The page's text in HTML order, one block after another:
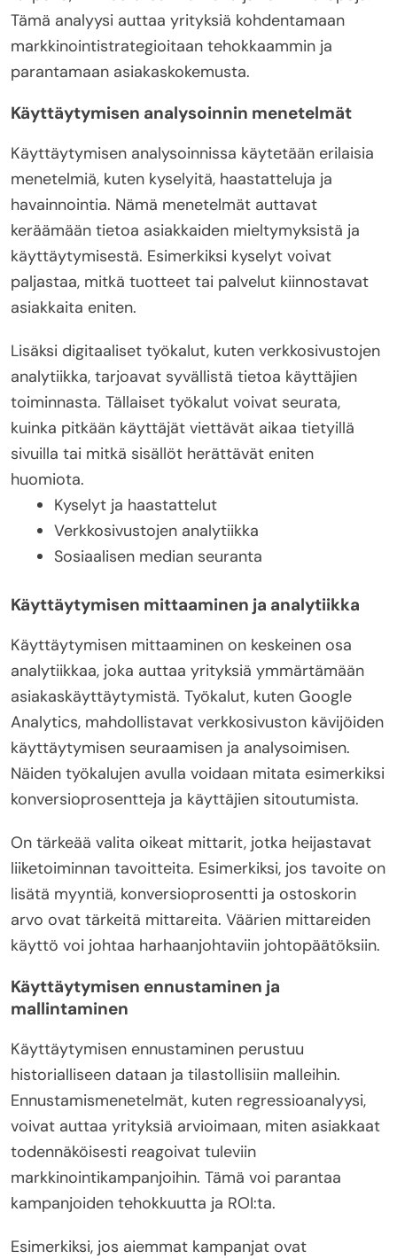
Tämä analyysi auttaa yrityksiä kohdentamaan
markkinointistrategioitaan tehokkaammin ja
parantamaan asiakaskokemusta.
Käyttäytymisen analysoinnin menetelmät
Käyttäytymisen analysoinnissa käytetään erilaisia
menetelmiä, kuten kyselyitä, haastatteluja ja
havainnointia. Nämä menetelmät auttavat
keräämään tietoa asiakkaiden mieltymyksistä ja
käyttäytymisestä. Esimerkiksi kyselyt voivat
paljastaa, mitkä tuotteet tai palvelut kiinnostavat
asiakkaita eniten.
Lisäksi digitaaliset työkalut, kuten verkkosivustojen
analytiikka, tarjoavat syvällistä tietoa käyttäjien
toiminnasta. Tällaiset työkalut voivat seurata,
kuinka pitkään käyttäjät viettävät aikaa tietyillä
sivuilla tai mitkä sisällöt herättävät eniten
huomiota.
Kyselyt ja haastattelut
Verkkosivustojen analytiikka
Sosiaalisen median seuranta
Käyttäytymisen mittaaminen ja analytiikka
Käyttäytymisen mittaaminen on keskeinen osa
analytiikkaa, joka auttaa yrityksiä ymmärtämään
asiakaskäyttäytymistä. Työkalut, kuten Google
Analytics, mahdollistavat verkkosivuston kävijöiden
käyttäytymisen seuraamisen ja analysoimisen.
Näiden työkalujen avulla voidaan mitata esimerkiksi
konversioprosentteja ja käyttäjien sitoutumista.
On tärkeää valita oikeat mittarit, jotka heijastavat
liiketoiminnan tavoitteita. Esimerkiksi, jos tavoite on
lisätä myyntiä, konversioprosentti ja ostoskorin
arvo ovat tärkeitä mittareita. Väärien mittareiden
käyttö voi johtaa harhaanjohtaviin johtopäätöksiin.
Käyttäytymisen ennustaminen ja
mallintaminen
Käyttäytymisen ennustaminen perustuu
historialliseen dataan ja tilastollisiin malleihin.
Ennustamismenetelmät, kuten regressioanalyysi,
voivat auttaa yrityksiä arvioimaan, miten asiakkaat
todennäköisesti reagoivat tuleviin
markkinointikampanjoihin. Tämä voi parantaa
kampanjoiden tehokkuutta ja ROI:ta.
Esimerkiksi, jos aiemmat kampanjat ovat